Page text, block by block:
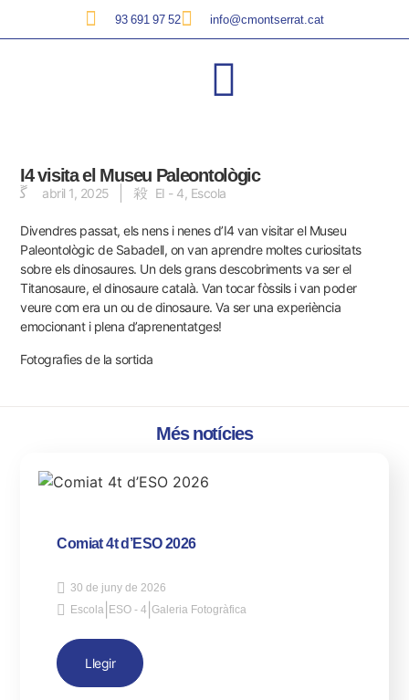
93 691 97 52 info@cmontserrat.cat
I4 visita el Museu Paleontològic
abril 1, 2025 EI - 4 Escola
Divendres passat, els nens i nenes d’I4 van visitar el Museu
Paleontològic de Sabadell, on van aprendre moltes curiositats
sobre els dinosaures. Un dels grans descobriments va ser el
Titanosaure, el dinosaure català. Van tocar fòssils i van poder
veure com era un ou de dinosaure. Va ser una experiència
emocionant i plena d’aprenentatges!
Fotografies de la sortida
Més notícies
Comiat 4t d’ESO 2026
30 de juny de 2026
Escola ESO - 4 |Galeria Fotogràfica
Llegir